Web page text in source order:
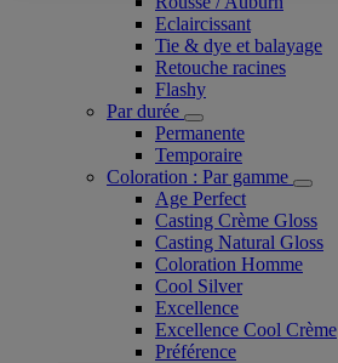
Eclaircissant
Tie & dye et balayage
Retouche racines
Flashy
Par durée
Permanente
Temporaire
Coloration : Par gamme
Age Perfect
Casting Crème Gloss
Casting Natural Gloss
Coloration Homme
Cool Silver
Excellence
Excellence Cool Crème
Préférence